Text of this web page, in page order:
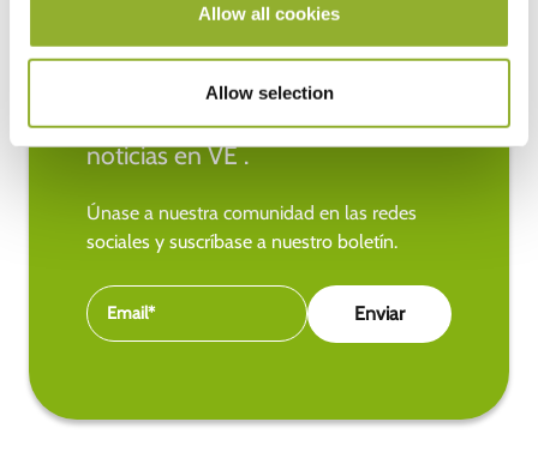
Allow all cookies
Allow selection
Manténgase al día de las últimas
noticias en VE .
Únase a nuestra comunidad en las redes
sociales y suscríbase a nuestro boletín.